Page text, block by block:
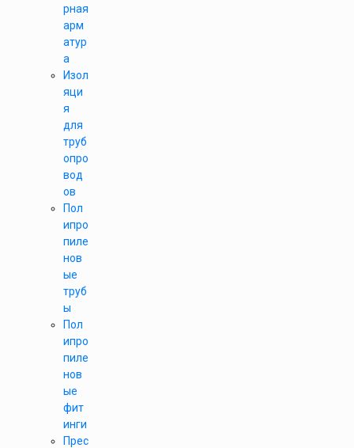
рная
арм
атур
а
Изол
яци
я
для
труб
опро
вод
ов
Пол
ипро
пиле
нов
ые
труб
ы
Пол
ипро
пиле
нов
ые
фит
инги
Прес